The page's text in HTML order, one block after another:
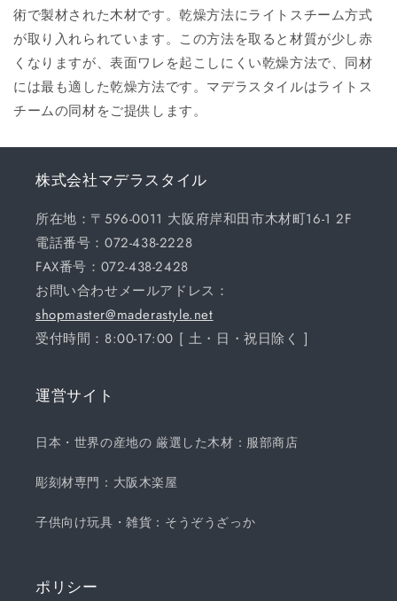
術で製材された木材です。乾燥方法にライトスチーム方式
が取り入れられています。この方法を取ると材質が少し赤
くなりますが、表面ワレを起こしにくい乾燥方法で、同材
には最も適した乾燥方法です。マデラスタイルはライトス
チームの同材をご提供します。
株式会社マデラスタイル
所在地：〒596-0011 大阪府岸和田市木材町16-1 2F
電話番号：072-438-2228
FAX番号：072-438-2428
お問い合わせメールアドレス：
shopmaster@maderastyle.net
受付時間：8:00-17:00 [ 土・日・祝日除く ]
運営サイト
日本・世界の産地の 厳選した木材：服部商店
彫刻材専門：大阪木楽屋
子供向け玩具・雑貨：そうぞうざっか
ポリシー